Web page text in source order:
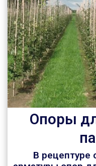
Опоры
В рецептуре